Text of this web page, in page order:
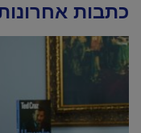
כתבות